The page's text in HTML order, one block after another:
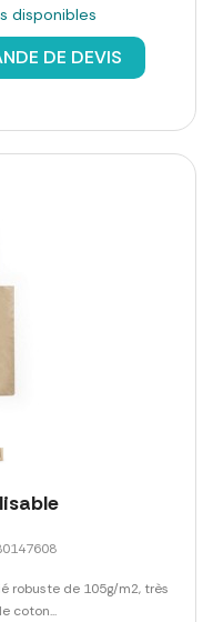
disponibles
DE DEVIS
robuste de 105g/m2, très
coton...